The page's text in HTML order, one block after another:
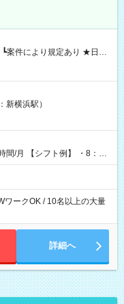
に現金GET♪ お仕事後はコ
試用期間】試
新横浜駅）
・8：00
ワークOK / 10名以上の大量
詳細へ